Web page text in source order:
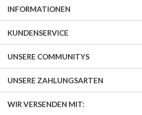
INFORMATIONEN
KUNDENSERVICE
UNSERE COMMUNITYS
UNSERE ZAHLUNGSARTEN
WIR VERSENDEN MIT: